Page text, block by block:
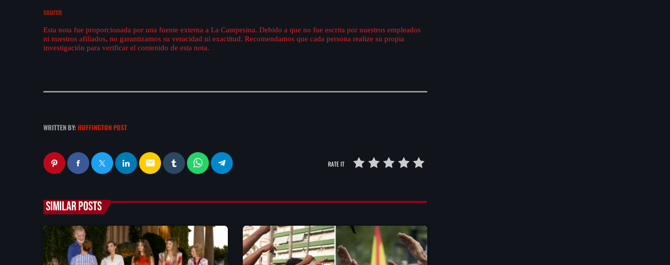
source
Esta nota fue proporcionada por una fuente externa a La Campesina. Debido a que no fue escrita por nuestros empleados
ni nuestros afiliados, no garantizamos su veracidad ni exactitud. Recomendamos que cada persona realize su propia
investigación para verificar el contenido de esta nota.
WRITTEN BY: HUFFINGTON POST
email RATE IT
SIMILAR POSTS